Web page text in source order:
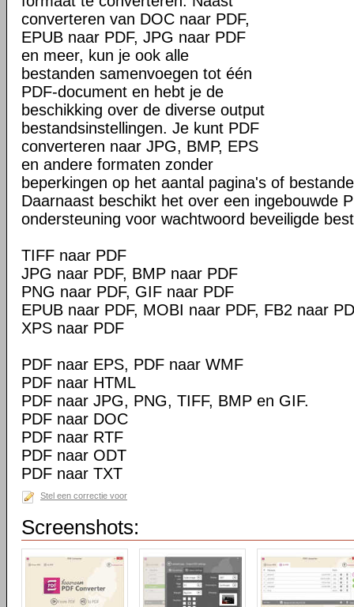
converteren van DOC naar PDF,
EPUB naar PDF, JPG naar PDF
en meer, kun je ook alle
bestanden samenvoegen tot één
PDF-document en hebt je de
beschikking over de diverse output
bestandsinstellingen. Je kunt PDF
converteren naar JPG, BMP, EPS
en andere formaten zonder
beperkingen op het aantal pagina's of
Daarnaast beschikt het over een ingebouwde
ondersteuning voor wachtwoord beveiligde
TIFF naar PDF
JPG naar PDF, BMP naar PDF
PNG naar PDF, GIF naar PDF
EPUB naar PDF, MOBI naar PDF, FB2 naar
XPS naar PDF
PDF naar EPS, PDF naar WMF
PDF naar HTML
PDF naar JPG, PNG, TIFF, BMP en GIF.
PDF naar DOC
PDF naar RTF
PDF naar ODT
PDF naar TXT
Stel een correctie voor
Screenshots: